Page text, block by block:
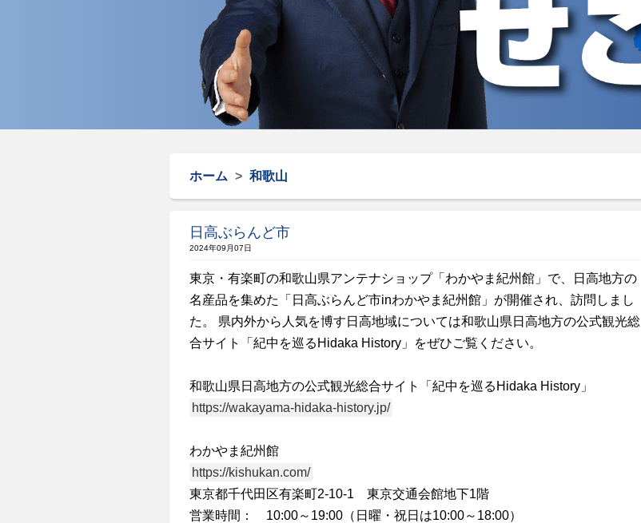
ホーム > 和歌山
日高ぶらんど市
2024年09月07日
東京・有楽町の和歌山県アンテナショップ「わかやま紀州館」で、日高地方の
名産品を集めた「日高ぶらんど市inわかやま紀州館」が開催され、訪問しまし
た。 県内外から人気を博す日高地域については和歌山県日高地方の公式観光総
合サイト「紀中を巡るHidaka History」をぜひご覧ください。
和歌山県日高地方の公式観光総合サイト「紀中を巡るHidaka History」
https://wakayama-hidaka-history.jp/
わかやま紀州館
https://kishukan.com/
東京都千代田区有楽町2-10-1 東京交通会館地下1階
営業時間： 10:00～19:00（日曜・祝日は10:00～18:00）